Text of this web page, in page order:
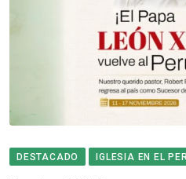
DESTACADO IGLESIA EN EL